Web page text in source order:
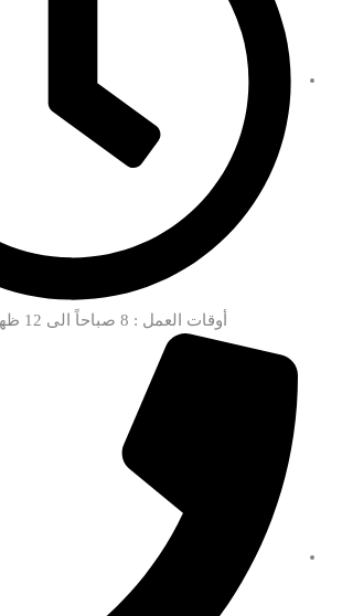
أوقات العمل : 8 صباحاً الى 12 ظهرا 4 عصرا الى 8 مساء